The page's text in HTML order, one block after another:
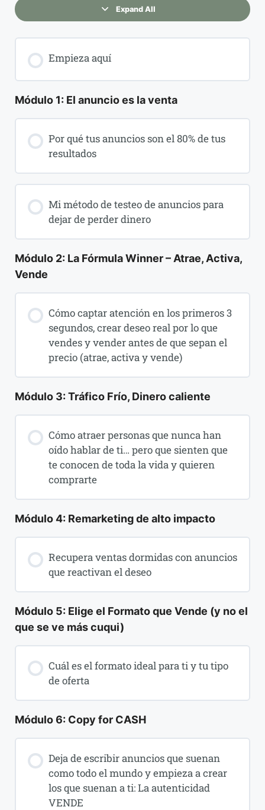
Expand All
Empieza aquí
Módulo 1: El anuncio es la venta
Por qué tus anuncios son el 80% de tus
resultados
Mi método de testeo de anuncios para
dejar de perder dinero
Módulo 2: La Fórmula Winner – Atrae, Activa,
Vende
Cómo captar atención en los primeros 3
segundos, crear deseo real por lo que
vendes y vender antes de que sepan el
precio (atrae, activa y vende)
Módulo 3: Tráfico Frío, Dinero caliente
Cómo atraer personas que nunca han
oído hablar de ti… pero que sienten que
te conocen de toda la vida y quieren
comprarte
Módulo 4: Remarketing de alto impacto
Recupera ventas dormidas con anuncios
que reactivan el deseo
Módulo 5: Elige el Formato que Vende (y no el
que se ve más cuqui)
Cuál es el formato ideal para ti y tu tipo
de oferta
Módulo 6: Copy for CASH
Deja de escribir anuncios que suenan
como todo el mundo y empieza a crear
los que suenan a ti: La autenticidad
VENDE